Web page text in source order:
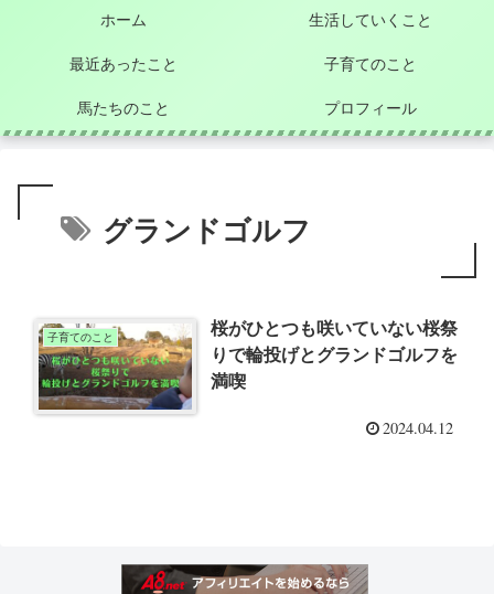
ホーム 生活していくこと
最近あったこと 子育てのこと
馬たちのこと プロフィール
グランドゴルフ
子育てのこと
桜がひとつも咲いていない桜祭
りで輪投げとグランドゴルフを
満喫
2024.04.12